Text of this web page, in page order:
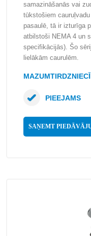
samazināšanās vai
tūkstošiem
pasaulē, tā ir izturīga
atbilstoši NEMA 4 un
specifikācijās). Šo
lielākām caurulēm.
SAŅEMT
PIEEJAMS